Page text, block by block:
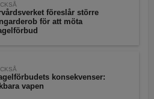
föreslår större
för att möta
konsekvenser:
vapen